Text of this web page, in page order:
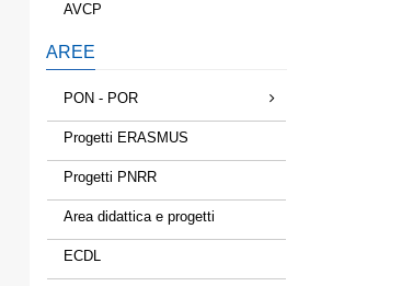
AVCP
AREE
PON - POR
Progetti ERASMUS
Progetti PNRR
Area didattica e progetti
ECDL